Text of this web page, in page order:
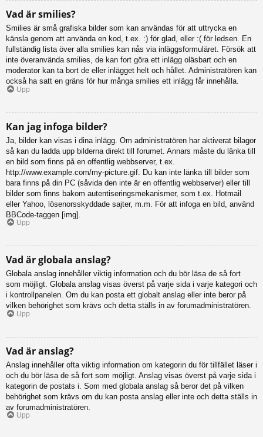
Vad är smilies?
Smilies är små grafiska bilder som kan användas för att uttrycka en
känsla genom att använda en kod, t.ex. :) för glad, eller :( för ledsen. En
fullständig lista över alla smilies kan nås via inläggsformuläret. Försök att
inte överanvända smilies, de kan fort göra ett inlägg oläsbart och en
moderator kan ta bort de eller inlägget helt och hållet. Administratören kan
också ha satt en gräns för hur många smilies ett inlägg får innehålla.
Upp
Kan jag infoga bilder?
Ja, bilder kan visas i dina inlägg. Om administratören har aktiverat bilagor
så kan du ladda upp bilderna direkt till forumet. Annars måste du länka till
en bild som finns på en offentlig webbserver, t.ex.
http://www.example.com/my-picture.gif. Du kan inte länka till bilder som
bara finns på din PC (såvida den inte är en offentlig webbserver) eller till
bilder som finns bakom autentiseringsmekanismer, som t.ex. Hotmail
eller Yahoo, lösenorsskyddade sajter, m.m. För att infoga en bild, använd
BBCode-taggen [img].
Upp
Vad är globala anslag?
Globala anslag innehåller viktig information och du bör läsa de så fort
som möjligt. Globala anslag visas överst på varje sida i varje kategori och
i kontrollpanelen. Om du kan posta ett globalt anslag eller inte beror på
vilken behörighet som krävs och detta ställs in av forumadministratören.
Upp
Vad är anslag?
Anslag innehåller ofta viktig information om kategorin du för tillfället läser i
och du bör läsa de så fort som möjligt. Anslag visas överst på varje sida i
kategorin de postats i. Som med globala anslag så beror det på vilken
behörighet som krävs om du kan posta anslag eller inte och detta ställs in
av forumadministratören.
Upp